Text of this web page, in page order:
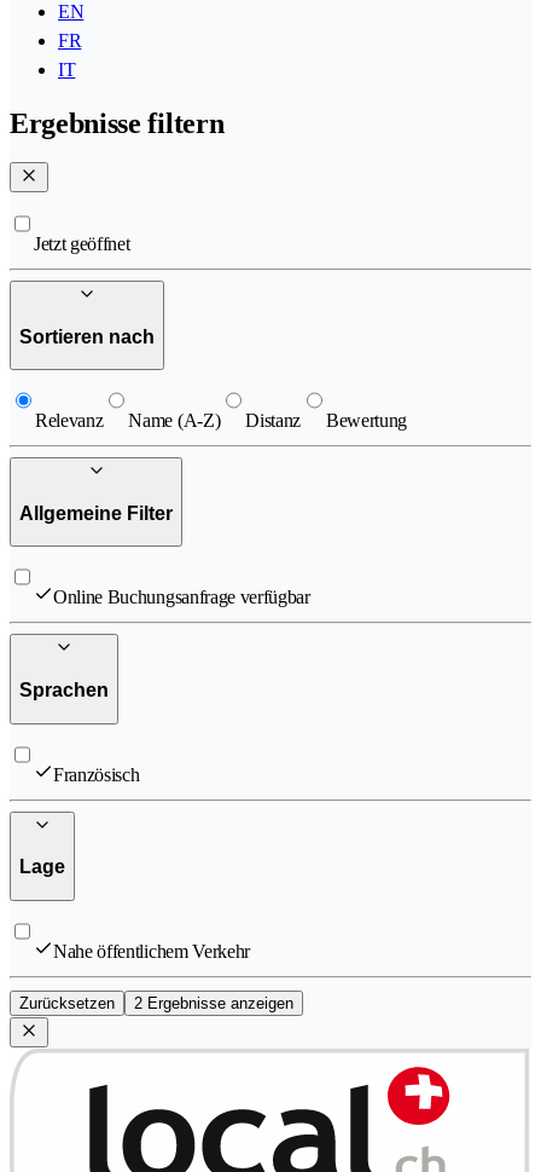
EN
FR
IT
Ergebnisse filtern
Jetzt geöffnet
Sortieren nach
Relevanz Name (A-Z) Distanz Bewertung
Allgemeine Filter
Online Buchungsanfrage verfügbar
Sprachen
Französisch
Lage
Nahe öffentlichem Verkehr
Zurücksetzen 2 Ergebnisse anzeigen